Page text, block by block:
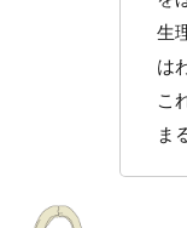
生
は
こ
ま